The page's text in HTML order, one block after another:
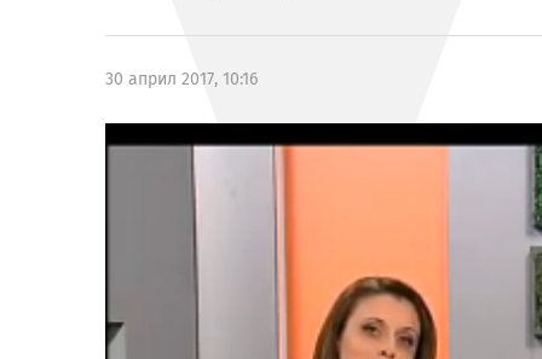
30 април 2017, 10:16